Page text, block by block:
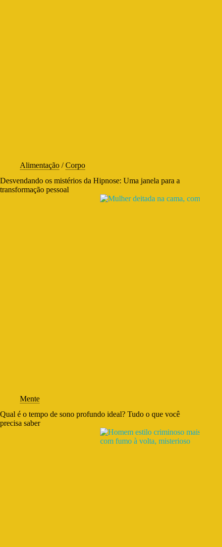
Alimentação /Corpo
Desvendando os mistérios da Hipnose: Uma janela para a
transformação pessoal
Mente
Qual é o tempo de sono profundo ideal? Tudo o que você
precisa saber